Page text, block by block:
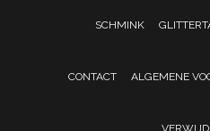
SCHMINK
CONTACT ALGEMENE